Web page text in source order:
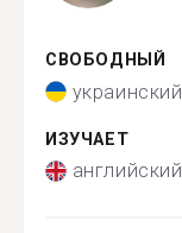
СВОБОДНЫЙ
украинский
ИЗУЧАЕТ
английский